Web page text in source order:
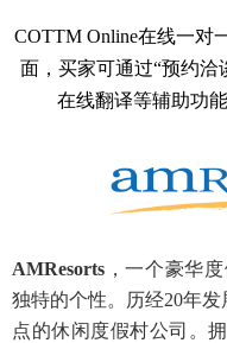
COTTM Online在线一对
面，买家可通过“预约洽
在线翻译等辅助功
AMResorts ，一个豪华
独特的个性。历经20年
点的休闲度假村公司。